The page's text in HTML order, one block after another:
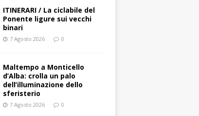
ITINERARI / La ciclabile del
Ponente ligure sui vecchi
binari
7 Agosto 2026 0
Maltempo a Monticello
d’Alba: crolla un palo
dell’illuminazione dello
sferisterio
7 Agosto 2026 0